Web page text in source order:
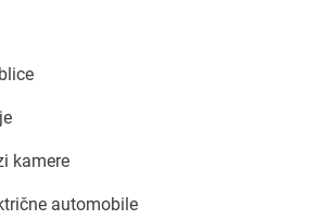
kamere
automobile